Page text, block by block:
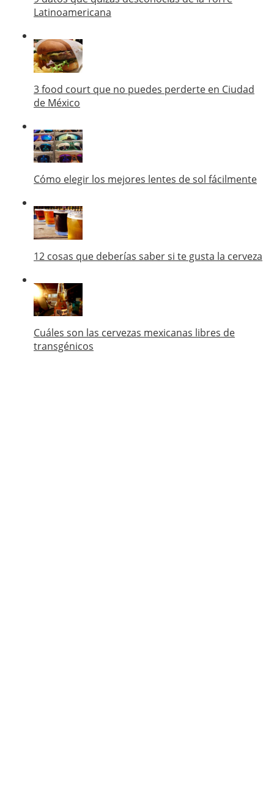
Latinoamericana
3 food court que no puedes perderte en Ciudad
de México
Cómo elegir los mejores lentes de sol fácilmente
12 cosas que deberías saber si te gusta la cerveza
Cuáles son las cervezas mexicanas libres de
transgénicos